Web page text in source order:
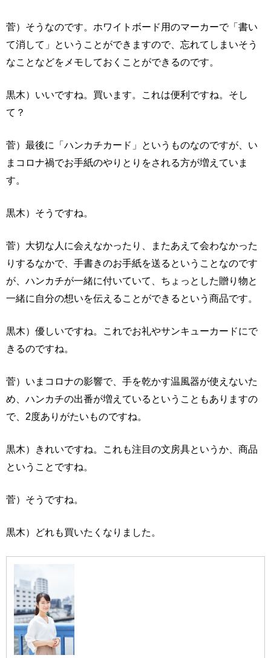
菅）そうなのです。ホワイトボード用のマーカーで「書い
て消して」ということができますので、忘れてしまいそう
なことなどをメモしておくことができるのです。
黒木）いいですね。買います。これは便利ですね。そし
て？
菅）最後に「ハンカチカード」というものなのですが、い
まコロナ禍でお手紙のやりとりをされる方が増えていま
す。
黒木）そうですね。
菅）大切な人に会えなかったり、またあえて会わなかった
りするなかで、手書きのお手紙を送るということなのです
が、ハンカチが一緒に付いていて、ちょっとした贈り物と
一緒に自分の想いを伝えることができるという商品です。
黒木）優しいですね。これでお礼やサンキューカードにで
きるのですね。
菅）いまコロナの影響で、手を乾かす温風器が使えないた
め、ハンカチの出番が増えているということもありますの
で、2度ありがたいものですね。
黒木）きれいですね。これも注目の文房具というか、商品
ということですね。
菅）そうですね。
黒木）どれも買いたくなりました。